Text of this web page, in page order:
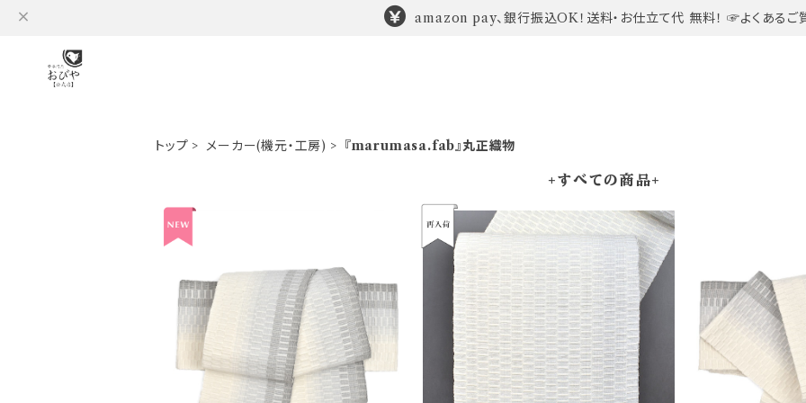
amazon pay、銀行振込OK！送料・お仕立て代 無料！ ☞よくあるご
トップ メーカー(機元・工房) 『marumasa.fab』丸正織物
+すべての商品+